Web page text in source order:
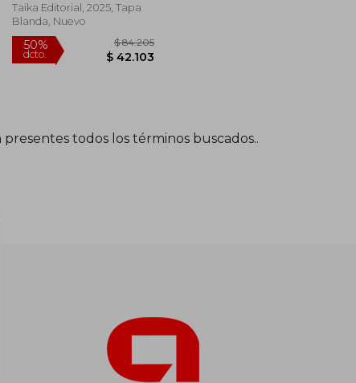
Taika Editorial, 2025, Tapa
Blanda, Nuevo
todos los términos buscados..